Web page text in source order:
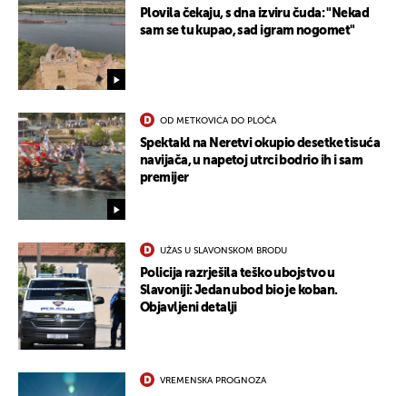
Plovila čekaju, s dna izviru čuda: "Nekad
sam se tu kupao, sad igram nogomet"
OD METKOVIĆA DO PLOČA
Spektakl na Neretvi okupio desetke tisuća
navijača, u napetoj utrci bodrio ih i sam
premijer
UŽAS U SLAVONSKOM BRODU
Policija razrješila teško ubojstvo u
Slavoniji: Jedan ubod bio je koban.
Objavljeni detalji
VREMENSKA PROGNOZA